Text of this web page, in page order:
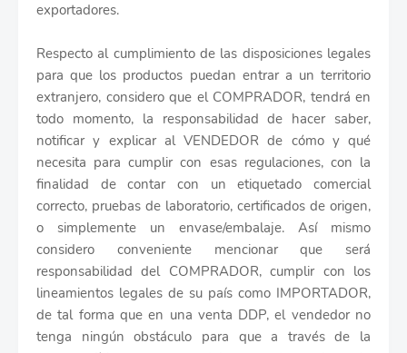
exportadores.
Respecto al cumplimiento de las disposiciones legales
para que los productos puedan entrar a un territorio
extranjero, considero que el COMPRADOR, tendrá en
todo momento, la responsabilidad de hacer saber,
notificar y explicar al VENDEDOR de cómo y qué
necesita para cumplir con esas regulaciones, con la
finalidad de contar con un etiquetado comercial
correcto, pruebas de laboratorio, certificados de origen,
o simplemente un envase/embalaje. Así mismo
considero conveniente mencionar que será
responsabilidad del COMPRADOR, cumplir con los
lineamientos legales de su país como IMPORTADOR,
de tal forma que en una venta DDP, el vendedor no
tenga ningún obstáculo para que a través de la